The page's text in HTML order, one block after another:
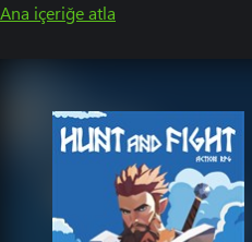
Ana içeriğe atla